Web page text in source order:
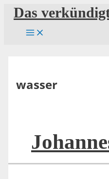
Zum
Inhalt
springen
Das
wasser